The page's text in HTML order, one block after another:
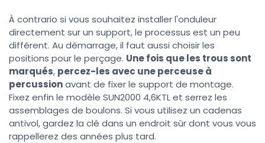
À contrario si vous souhaitez installer l'onduleur
directement sur un support, le processus est un peu
différent. Au démarrage, il faut aussi choisir les
positions pour le perçage. Une fois que les trous sont
marqués, percez-les avec une perceuse à
percussionavant de fixer le support de montage.
Fixez enfin le modèle SUN2000 4,6KTL et serrez les
assemblages de boulons. Si vous utilisez un cadenas
antivol, gardez la clé dans un endroit sûr dont vous vous
rappellerez des années plus tard.